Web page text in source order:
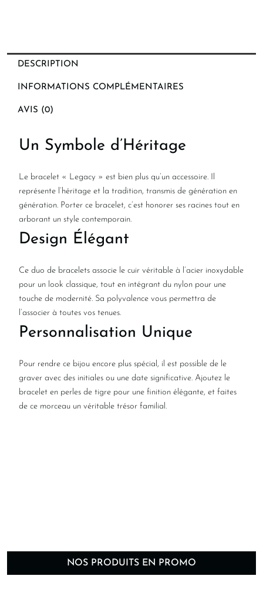
DESCRIPTION
INFORMATIONS COMPLÉMENTAIRES
AVIS (0)
Un Symbole d’Héritage
Le bracelet « Legacy » est bien plus qu’un accessoire. Il
représente l’héritage et la tradition, transmis de génération en
génération. Porter ce bracelet, c’est honorer ses racines tout en
arborant un style contemporain.
Design Élégant
Ce duo de bracelets associe le cuir véritable à l’acier inoxydable
pour un look classique, tout en intégrant du nylon pour une
touche de modernité. Sa polyvalence vous permettra de
l’associer à toutes vos tenues.
Personnalisation Unique
Pour rendre ce bijou encore plus spécial, il est possible de le
graver avec des initiales ou une date significative. Ajoutez le
bracelet en perles de tigre pour une finition élégante, et faites
de ce morceau un véritable trésor familial.
NOS PRODUITS EN PROMO